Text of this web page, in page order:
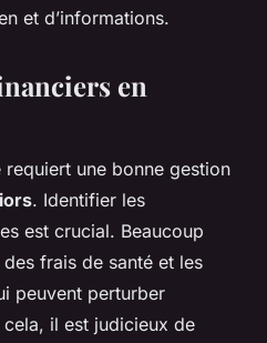
et d’informations.
en
une bonne gestion
. Identifier les
est crucial. Beaucoup
frais de santé et les
peuvent perturber
cela, il est judicieux de